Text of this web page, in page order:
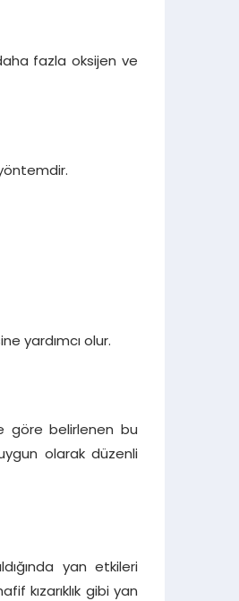
fazla oksijen ve
yardımcı olur.
göre belirlenen bu
olarak düzenli
yan etkileri
kızarıklık gibi yan